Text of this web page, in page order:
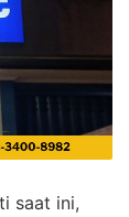
saat ini,